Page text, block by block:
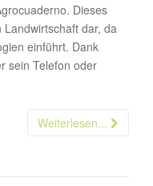
Dieses
dar, da
einführt. Dank
sein Telefon oder
Weiterlesen...